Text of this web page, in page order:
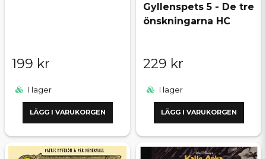
199 kr
I lager
LÄGG I VARUKORGEN
Gyllenspets 5 - De tre
önskningarna HC
229 kr
I lager
LÄGG I VARUKORGEN